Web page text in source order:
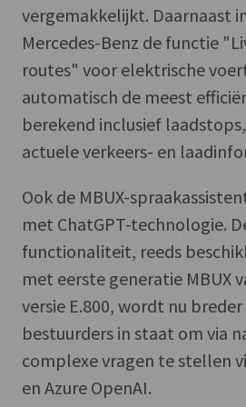
vergemakkelijkt. Daarnaast
Mercedes-Benz de functie
routes" voor elektrische
automatisch de meest
berekend inclusief
actuele verkeers- en
Ook de MBUX-
met ChatGPT-technologie.
functionaliteit, reeds
met eerste generatie MBUX
versie E.800, wordt nu
bestuurders in staat om via
complexe vragen te stellen
en Azure OpenAI.